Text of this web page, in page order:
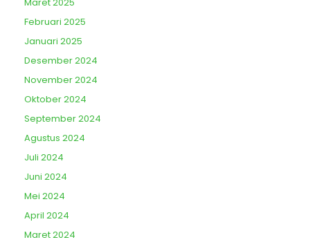
Februari 2025
Januari 2025
Desember 2024
November 2024
Oktober 2024
September 2024
Agustus 2024
Juli 2024
Juni 2024
Mei 2024
April 2024
Maret 2024